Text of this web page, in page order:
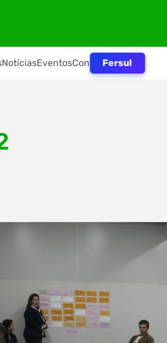
NotíciasEventosContatoFersul